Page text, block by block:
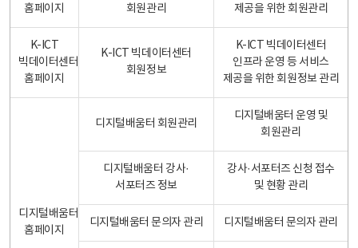
홈페이지
회원관리
제공을 위한 회원관리
K-ICT
빅데이터센터
홈페이지
K-ICT 빅데이터센터
회원정보
K-ICT 빅데이터센터
인프라 운영 등 서비스
제공을 위한 회원정보 관리
디지털배움터
홈페이지
디지털배움터 회원관리
디지털배움터 운영 및
회원관리
디지털배움터 강사·
서포터즈 정보
강사·서포터즈 신청 접수
및 현황 관리
디지털배움터 문의자 관리 디지털배움터 문의자 관리